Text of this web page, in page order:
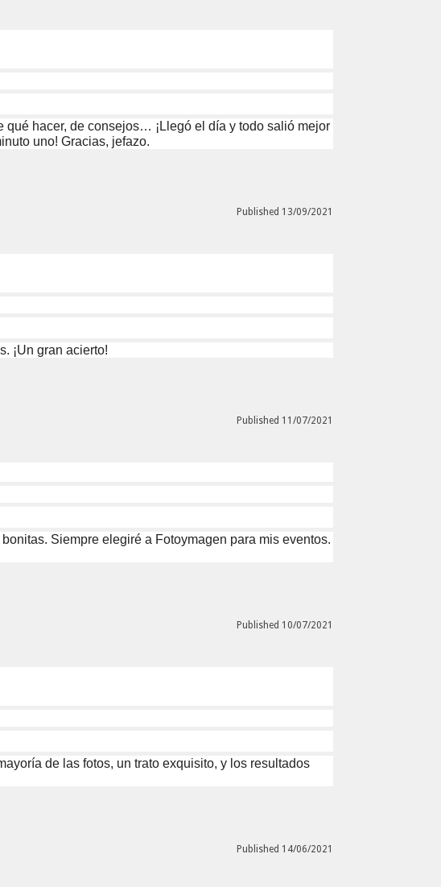
qué hacer, de consejos… ¡Llegó el día y todo salió mejor
uno! Gracias, jefazo.
Published 13/09/2021
¡Un gran acierto!
Published 11/07/2021
Siempre elegiré a Fotoymagen para mis eventos.
Published 10/07/2021
de las fotos, un trato exquisito, y los resultados
Published 14/06/2021